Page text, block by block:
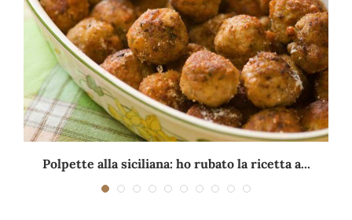
Polpette alla siciliana: ho rubato la ricetta a...